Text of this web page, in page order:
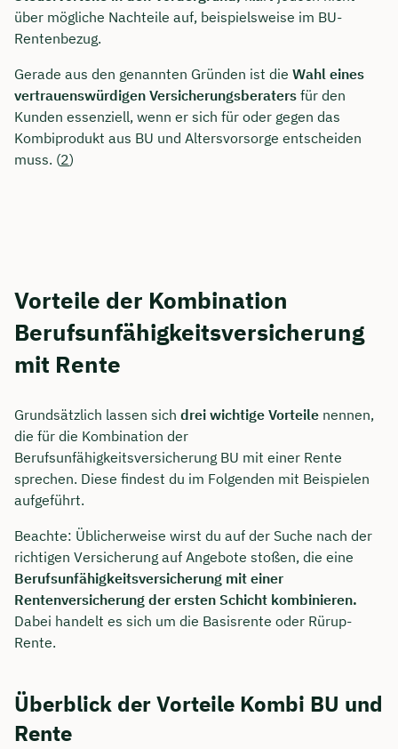
über mögliche Nachteile auf, beispielsweise im BU-
Rentenbezug.
Gerade aus den genannten Gründen ist die Wahl eines
vertrauenswürdigen Versicherungsberaters für den
Kunden essenziell, wenn er sich für oder gegen das
Kombiprodukt aus BU und Altersvorsorge entscheiden
muss. (2)
Vorteile der Kombination
Berufsunfähigkeitsversicherung
mit Rente
Grundsätzlich lassen sich drei wichtige Vorteile nennen,
die für die Kombination der
Berufsunfähigkeitsversicherung BU mit einer Rente
sprechen. Diese findest du im Folgenden mit Beispielen
aufgeführt.
Beachte: Üblicherweise wirst du auf der Suche nach der
richtigen Versicherung auf Angebote stoßen, die eine
Berufsunfähigkeitsversicherung mit einer
Rentenversicherung der ersten Schicht kombinieren.
Dabei handelt es sich um die Basisrente oder Rürup-
Rente.
Überblick der Vorteile Kombi BU und
Rente
Dauer: ca. 30 Minuten
Kostenfrei & unverbindlich
🗓️ Wählen Sie jetzt Ihren Wunschtermin: